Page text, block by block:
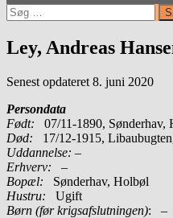
Søg
efter:
Ley, Andreas
Senest opdateret 8. juni 2020
Persondata
Født: 07/11-1890, Sønderhav,
Død: 17/12-1915,
Uddannelse: –
Erhverv: –
Bopæl: Sønderhav, Holbøl
Hustru: Ugift
Børn (før krigsafslutningen): –